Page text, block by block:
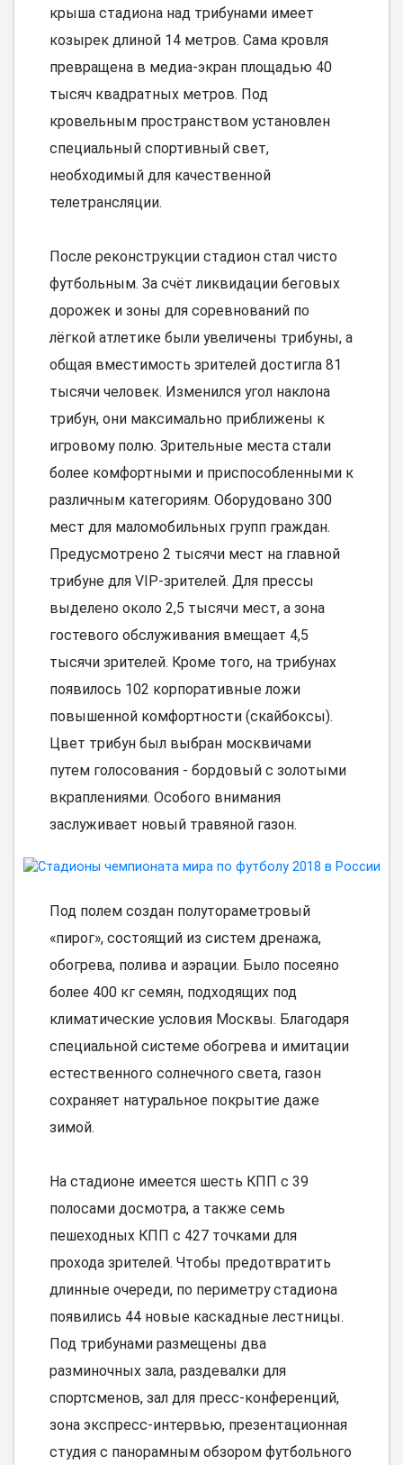
крыша стадиона над трибунами имеет
козырек длиной 14 метров. Сама кровля
превращена в медиа-экран площадью 40
тысяч квадратных метров. Под
кровельным пространством установлен
специальный спортивный свет,
необходимый для качественной
телетрансляции.
После реконструкции стадион стал чисто
футбольным. За счёт ликвидации беговых
дорожек и зоны для соревнований по
лёгкой атлетике были увеличены трибуны, а
общая вместимость зрителей достигла 81
тысячи человек. Изменился угол наклона
трибун, они максимально приближены к
игровому полю. Зрительные места стали
более комфортными и приспособленными к
различным категориям. Оборудовано 300
мест для маломобильных групп граждан.
Предусмотрено 2 тысячи мест на главной
трибуне для VIP-зрителей. Для прессы
выделено около 2,5 тысячи мест, а зона
гостевого обслуживания вмещает 4,5
тысячи зрителей. Кроме того, на трибунах
появилось 102 корпоративные ложи
повышенной комфортности (скайбоксы).
Цвет трибун был выбран москвичами
путем голосования - бордовый с золотыми
вкраплениями. Особого внимания
заслуживает новый травяной газон.
Под полем создан полутораметровый
«пирог», состоящий из систем дренажа,
обогрева, полива и аэрации. Было посеяно
более 400 кг семян, подходящих под
климатические условия Москвы. Благодаря
специальной системе обогрева и имитации
естественного солнечного света, газон
сохраняет натуральное покрытие даже
зимой.
На стадионе имеется шесть КПП с 39
полосами досмотра, а также семь
пешеходных КПП с 427 точками для
прохода зрителей. Чтобы предотвратить
длинные очереди, по периметру стадиона
появились 44 новые каскадные лестницы.
Под трибунами размещены два
разминочных зала, раздевалки для
спортсменов, зал для пресс-конференций,
зона экспресс-интервью, презентационная
студия с панорамным обзором футбольного